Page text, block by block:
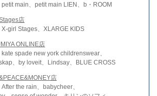
main、petit main LIEN、b・ROOM
店
girl Stages、XLARGE KIDS
ONLINE店
spade new york childrenswear、
、by loveit、Lindsay、BLUE CROSS
店
the rain、babycheer、